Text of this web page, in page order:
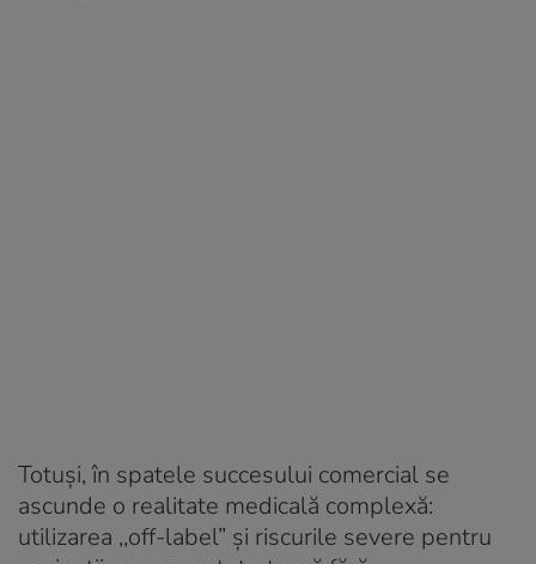
Totuși, în spatele succesului comercial se
ascunde o realitate medicală complexă:
utilizarea ,,off-label” și riscurile severe pentru